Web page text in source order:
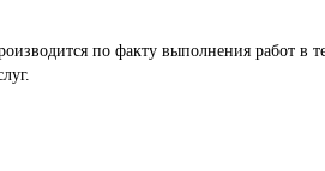
по факту выполнения работ в